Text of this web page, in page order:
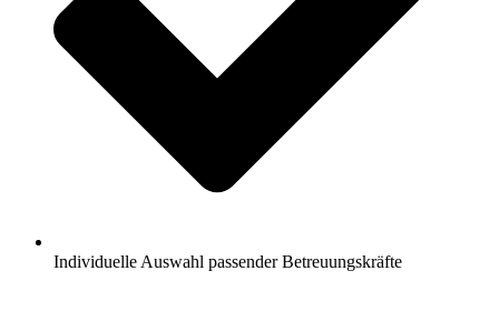
Individuelle Auswahl passender Betreuungskräfte